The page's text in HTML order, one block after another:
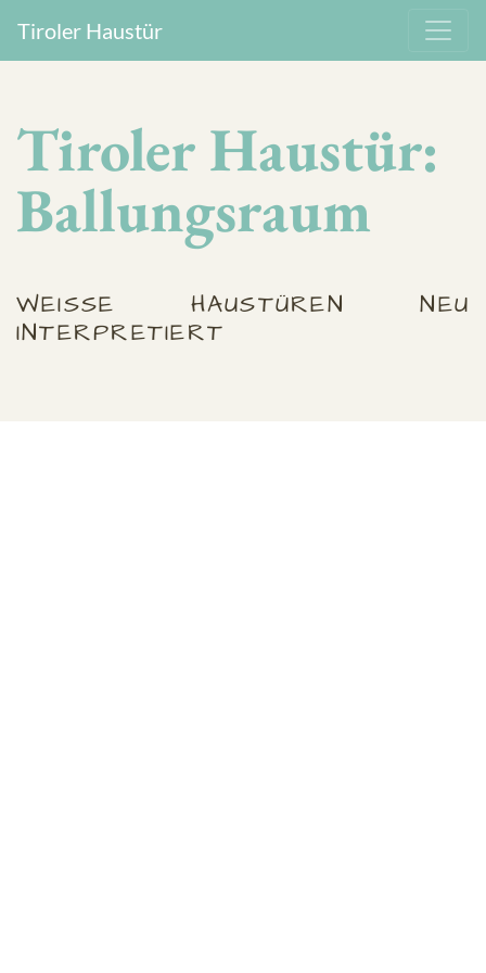
Tiroler Haustür
Tiroler Haustür:
Ballungsraum
WEISSE HAUSTÜREN NEU I
NTERPRETIERT